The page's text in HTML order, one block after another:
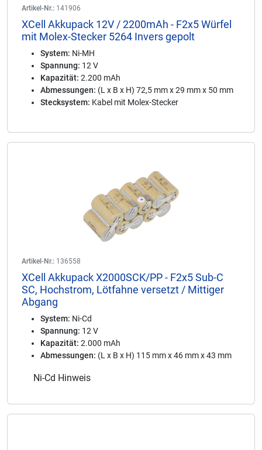
Artikel-Nr.: 141906
XCell Akkupack 12V / 2200mAh - F2x5 Würfel
mit Molex-Stecker 5264 Invers gepolt
System: Ni-MH
Spannung: 12 V
Kapazität: 2.200 mAh
Abmessungen: (L x B x H) 72,5 mm x 29 mm x 50 mm
Stecksystem: Kabel mit Molex-Stecker
Artikel-Nr.: 136558
XCell Akkupack X2000SCK/PP - F2x5 Sub-C
SC, Hochstrom, Lötfahne versetzt / Mittiger
Abgang
System: Ni-Cd
Spannung: 12 V
Kapazität: 2.000 mAh
Abmessungen: (L x B x H) 115 mm x 46 mm x 43 mm
Ni-Cd Hinweis